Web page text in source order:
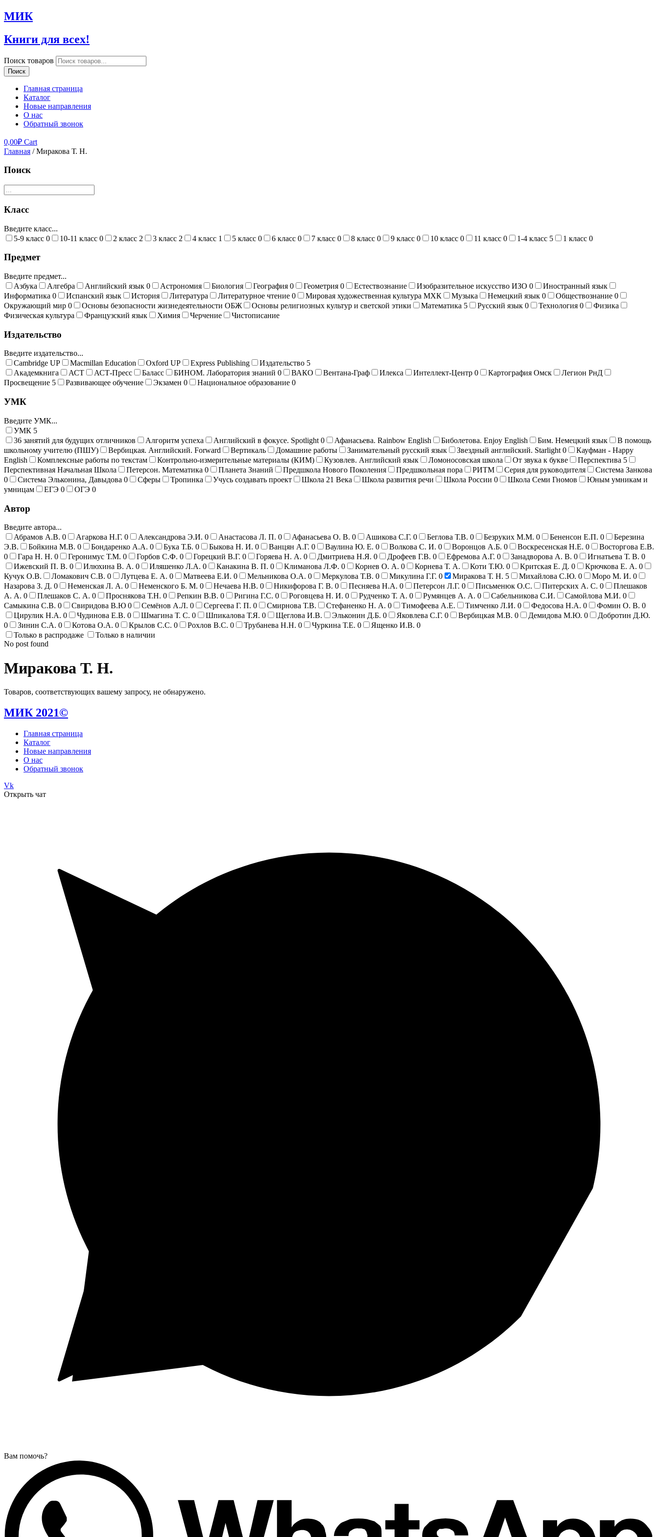
МИК
Книги для всех!
Поиск товаров
Поиск
Главная страница
Каталог
Новые направления
О нас
Обратный звонок
0,00₽ Cart
Главная / Миракова Т. Н.
Поиск
Класс
Введите класс...
5-9 класс 0 10-11 класс 0 2 класс 2 3 класс 2 4 класс 1 5 класс 0 6 класс 0 7 класс 0 8 класс 0 9 класс 0 10 класс 0 11 класс 0 1-4 класс 5 1 класс 0
Предмет
Введите предмет...
Азбука
Алгебра Английский язык 0 Астрономия Биология География 0 Геометрия 0 Естествознание Изобразительное искусство ИЗО 0
Иностранный язык
Информатика 0 Испанский язык История Литература Литературное чтение 0 Мировая художественная культура МХК Музыка Немецкий язык 0 Обществознание 0
Окружающий мир 0 Основы безопасности жизнедеятельности ОБЖ Основы религиозных культур и светской этики Математика 5 Русский язык 0 Технология 0
Физика
Физическая культура
Французский язык Химия Черчение Чистописание
Издательство
Введите издательство...
Cambridge UP
Macmillan Education Oxford UP Express Publishing Издательство 5
Академкнига
АСТ АСТ-Пресс Баласс БИНОМ. Лаборатория знаний 0 ВАКО Вентана-Граф Илекса Интеллект-Центр 0 Картография Омск
Легион РнД
Просвещение 5 Развивающее обучение Экзамен 0 Национальное образование 0
УМК
Введите УМК...
УМК 5
36 занятий для будущих отличников
Алгоритм успеха Английский в фокусе. Spotlight 0 Афанасьева. Rainbow English Биболетова. Enjoy English Бим. Немецкий язык
В помощь
школьному учителю (ПШУ)
Вербицкая. Английский. Forward Вертикаль Домашние работы Занимательный русский язык Звездный английский. Starlight 0
Кауфман - Happy
English
Комплексные работы по текстам Контрольно-измерительные материалы (КИМ) Кузовлев. Английский язык Ломоносовская школа От звука к букве Перспектива 5
Перспективная Начальная Школа
Петерсон. Математика 0 Планета Знаний Предшкола Нового Поколения Предшкольная пора РИТМ Серия для руководителя
Система Занкова
0
Система Эльконина, Давыдова 0 Сферы Тропинка Учусь создавать проект Школа 21 Века Школа развития речи Школа России 0 Школа Семи Гномов
Юным умникам и
умницам
ЕГЭ 0 ОГЭ 0
Автор
Введите автора...
Абрамов А.В. 0 Агаркова Н.Г. 0 Александрова Э.И. 0 Анастасова Л. П. 0 Афанасьева О. В. 0 Ашикова С.Г. 0 Беглова Т.В. 0 Безруких М.М. 0 Бененсон Е.П. 0
Березина
Э.В.
Бойкина М.В. 0 Бондаренко А.А. 0 Бука Т.Б. 0 Быкова Н. И. 0 Ванцян А.Г. 0 Ваулина Ю. Е. 0 Волкова С. И. 0 Воронцов А.Б. 0 Воскресенская Н.Е. 0
Восторгова Е.В.
0
Гара Н. Н. 0 Геронимус Т.М. 0 Горбов С.Ф. 0 Горецкий В.Г. 0 Горяева Н. А. 0 Дмитриева Н.Я. 0 Дрофеев Г.В. 0 Ефремова А.Г. 0 Занадворова А. В. 0 Игнатьева Т. В. 0
Ижевский П. В. 0 Илюхина В. А. 0 Иляшенко Л.А. 0 Канакина В. П. 0 Климанова Л.Ф. 0 Корнев О. А. 0 Корнева Т. А. Коти Т.Ю. 0 Критская Е. Д. 0 Крючкова Е. А. 0
Кучук О.В.
Ломакович С.В. 0 Лутцева Е. А. 0 Матвеева Е.И. 0 Мельникова О.А. 0 Меркулова Т.В. 0 Микулина Г.Г. 0 Миракова Т. Н. 5 Михайлова С.Ю. 0 Моро М. И. 0
Назарова З. Д. 0 Неменская Л. А. 0 Неменского Б. М. 0 Нечаева Н.В. 0 Никифорова Г. В. 0 Песняева Н.А. 0 Петерсон Л.Г. 0 Письменюк О.С. Питерских А. С. 0
Плешаков
А. А. 0 Плешаков С. А. 0 Проснякова Т.Н. 0 Репкин В.В. 0 Ригина Г.С. 0 Роговцева Н. И. 0 Рудченко Т. А. 0 Румянцев А. А. 0 Сабельникова С.И. Самойлова М.И. 0
Самыкина С.В. 0 Свиридова В.Ю 0 Семёнов А.Л. 0 Сергеева Г. П. 0 Смирнова Т.В. Стефаненко Н. А. 0 Тимофеева А.Е. Тимченко Л.И. 0 Федосова Н.А. 0 Фомин О. В. 0
Цирулик Н.А. 0 Чудинова Е.В. 0 Шмагина Т. С. 0 Шпикалова Т.Я. 0 Щеглова И.В. Эльконин Д.Б. 0 Яковлева С.Г. 0 Вербицкая М.В. 0 Демидова М.Ю. 0
Добротин Д.Ю.
0
Зинин С.А. 0 Котова О.А. 0 Крылов С.С. 0 Рохлов В.С. 0 Трубанева Н.Н. 0 Чуркина Т.Е. 0 Ященко И.В. 0
Только в распродаже
Только в наличии
No post found
Миракова Т. Н.
Товаров, соответствующих вашему запросу, не обнаружено.
МИК 2021©
Главная страница
Каталог
Новые направления
О нас
Обратный звонок
Vk
Открыть чат
Вам помочь?